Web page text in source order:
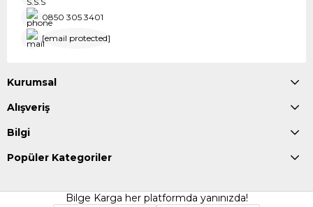
0850 305 3401
[email protected]
Kurumsal
Alışveriş
Bilgi
Popüler Kategoriler
Bilge Karga her platformda yanınızda!